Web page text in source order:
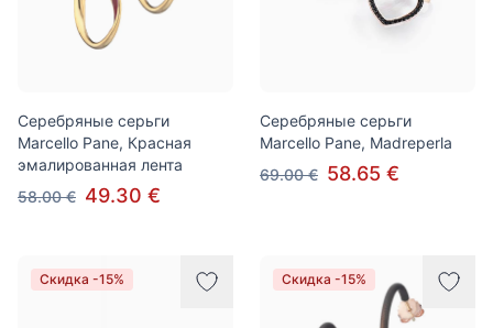
Серебряные серьги
Marcello Pane, Красная
эмалированная лента
58.00 € 49.30 €
Серебряные серьги
Marcello Pane, Madreperla
69.00 € 58.65 €
Скидка -15% Скидка -15%